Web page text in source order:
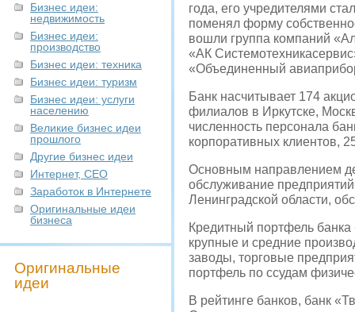
Бизнес идеи:
недвижимость
Бизнес идеи:
производство
Бизнес идеи: техника
Бизнес идеи: туризм
Бизнес идеи: услуги
населению
Великие бизнес идеи
прошлого
Другие бизнес идеи
Интернет, СЕО
Заработок в Интернете
Оригинальные идеи
бизнеса
Оригинальные
идеи
года, его учредителями
поменял форму
вошли группа компаний
«АК
«Объединенный
Банк насчитывает 174
филиалов в Иркутске,
численность персонала
корпоративных клиентов,
Основным направлением
обслуживание
Ленинградской области,
Кредитный портфель
крупные и средние
заводы, торговые
портфель по ссудам
В рейтинге банков, банк